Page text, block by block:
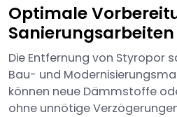
Optimale
Sanierungsarbeiten
Die Entfernung von Styropor
Bau- und
können neue Dämmstoffe
ohne unnötige